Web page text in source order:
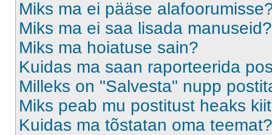
Miks ma ei pääse
Miks ma ei saa lisada manuseid?
Miks ma hoiatuse sain?
Kuidas ma saan raporteerida
Milleks on "Salvesta" nupp
Miks peab mu postitust heaks
Kuidas ma tõstatan oma teemat?